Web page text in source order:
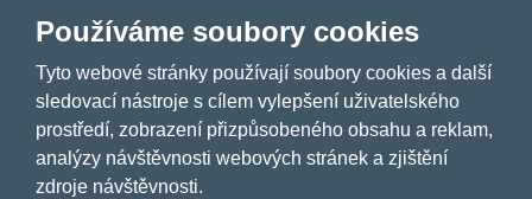
602 00 Brno, IČ:
03980138, DIČ:
CZ03980138 je vedena
pod spisovou značkou a
oddílem 90428 C u
Krajského soudu v
Brně.
Nahoru
Používáme soubory cookies
Tyto webové stránky používají soubory cookies a další
sledovací nástroje s cílem vylepšení uživatelského
prostředí, zobrazení přizpůsobeného obsahu a reklam,
analýzy návštěvnosti webových stránek a zjištění
zdroje návštěvnosti.